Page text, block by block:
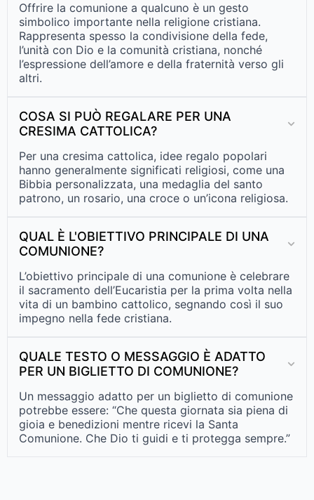
Offrire la comunione a qualcuno è un gesto
simbolico importante nella religione cristiana.
Rappresenta spesso la condivisione della fede,
l’unità con Dio e la comunità cristiana, nonché
l’espressione dell’amore e della fraternità verso gli
altri.
COSA SI PUÒ REGALARE PER UNA
CRESIMA CATTOLICA?
Per una cresima cattolica, idee regalo popolari
hanno generalmente significati religiosi, come una
Bibbia personalizzata, una medaglia del santo
patrono, un rosario, una croce o un’icona religiosa.
QUAL È L'OBIETTIVO PRINCIPALE DI UNA
COMUNIONE?
L’obiettivo principale di una comunione è celebrare
il sacramento dell’Eucaristia per la prima volta nella
vita di un bambino cattolico, segnando così il suo
impegno nella fede cristiana.
QUALE TESTO O MESSAGGIO È ADATTO
PER UN BIGLIETTO DI COMUNIONE?
Un messaggio adatto per un biglietto di comunione
potrebbe essere: “Che questa giornata sia piena di
gioia e benedizioni mentre ricevi la Santa
Comunione. Che Dio ti guidi e ti protegga sempre.”